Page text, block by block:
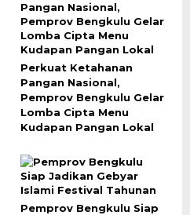
Perkuat Ketahanan
Pangan Nasional,
Pemprov Bengkulu Gelar
Lomba Cipta Menu
Kudapan Pangan Lokal
Pemprov Bengkulu Siap